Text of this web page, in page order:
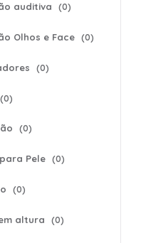
auditiva (0)
Olhos e Face (0)
(0)
(0)
(0)
Pele (0)
(0)
altura (0)